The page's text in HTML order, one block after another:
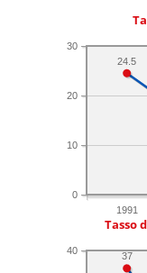
1991
0
10
20
30
24.5
Tasso
40
37